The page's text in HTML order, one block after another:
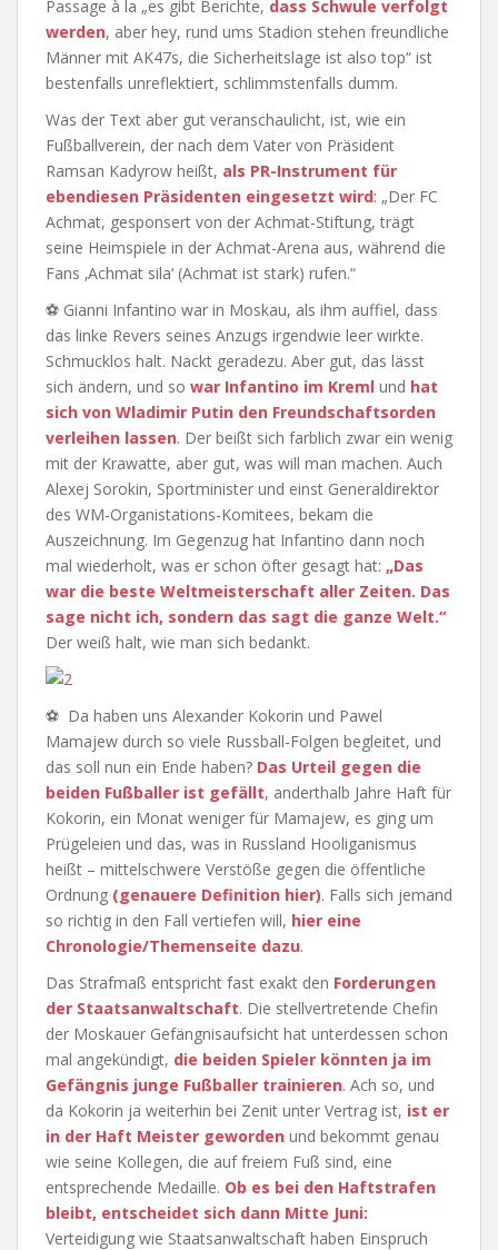
Passage à la „es gibt Berichte, dass Schwule verfolgt
werden, aber hey, rund ums Stadion stehen freundliche
Männer mit AK47s, die Sicherheitslage ist also top“ ist
bestenfalls unreflektiert, schlimmstenfalls dumm.
Was der Text aber gut veranschaulicht, ist, wie ein
Fußballverein, der nach dem Vater von Präsident
Ramsan Kadyrow heißt, als PR-Instrument für
ebendiesen Präsidenten eingesetzt wird: „Der FC
Achmat, gesponsert von der Achmat-Stiftung, trägt
seine Heimspiele in der Achmat-Arena aus, während die
Fans ‚Achmat sila‘ (Achmat ist stark) rufen.“
⚽ Gianni Infantino war in Moskau, als ihm auffiel, dass
das linke Revers seines Anzugs irgendwie leer wirkte.
Schmucklos halt. Nackt geradezu. Aber gut, das lässt
sich ändern, und so war Infantino im Kreml und hat
sich von Wladimir Putin den Freundschaftsorden
verleihen lassen. Der beißt sich farblich zwar ein wenig
mit der Krawatte, aber gut, was will man machen. Auch
Alexej Sorokin, Sportminister und einst Generaldirektor
des WM-Organistations-Komitees, bekam die
Auszeichnung. Im Gegenzug hat Infantino dann noch
mal wiederholt, was er schon öfter gesagt hat: „Das
war die beste Weltmeisterschaft aller Zeiten. Das
sage nicht ich, sondern das sagt die ganze Welt.“
Der weiß halt, wie man sich bedankt.
⚽ Da haben uns Alexander Kokorin und Pawel
Mamajew durch so viele Russball-Folgen begleitet, und
das soll nun ein Ende haben? Das Urteil gegen die
beiden Fußballer ist gefällt, anderthalb Jahre Haft für
Kokorin, ein Monat weniger für Mamajew, es ging um
Prügeleien und das, was in Russland Hooliganismus
heißt – mittelschwere Verstöße gegen die öffentliche
Ordnung (genauere Definition hier). Falls sich jemand
so richtig in den Fall vertiefen will, hier eine
Chronologie/Themenseite dazu.
Das Strafmaß entspricht fast exakt den Forderungen
der Staatsanwaltschaft. Die stellvertretende Chefin
der Moskauer Gefängnisaufsicht hat unterdessen schon
mal angekündigt, die beiden Spieler könnten ja im
Gefängnis junge Fußballer trainieren. Ach so, und
da Kokorin ja weiterhin bei Zenit unter Vertrag ist, ist er
in der Haft Meister geworden und bekommt genau
wie seine Kollegen, die auf freiem Fuß sind, eine
entsprechende Medaille. Ob es bei den Haftstrafen
bleibt, entscheidet sich dann Mitte Juni:
Verteidigung wie Staatsanwaltschaft haben Einspruch